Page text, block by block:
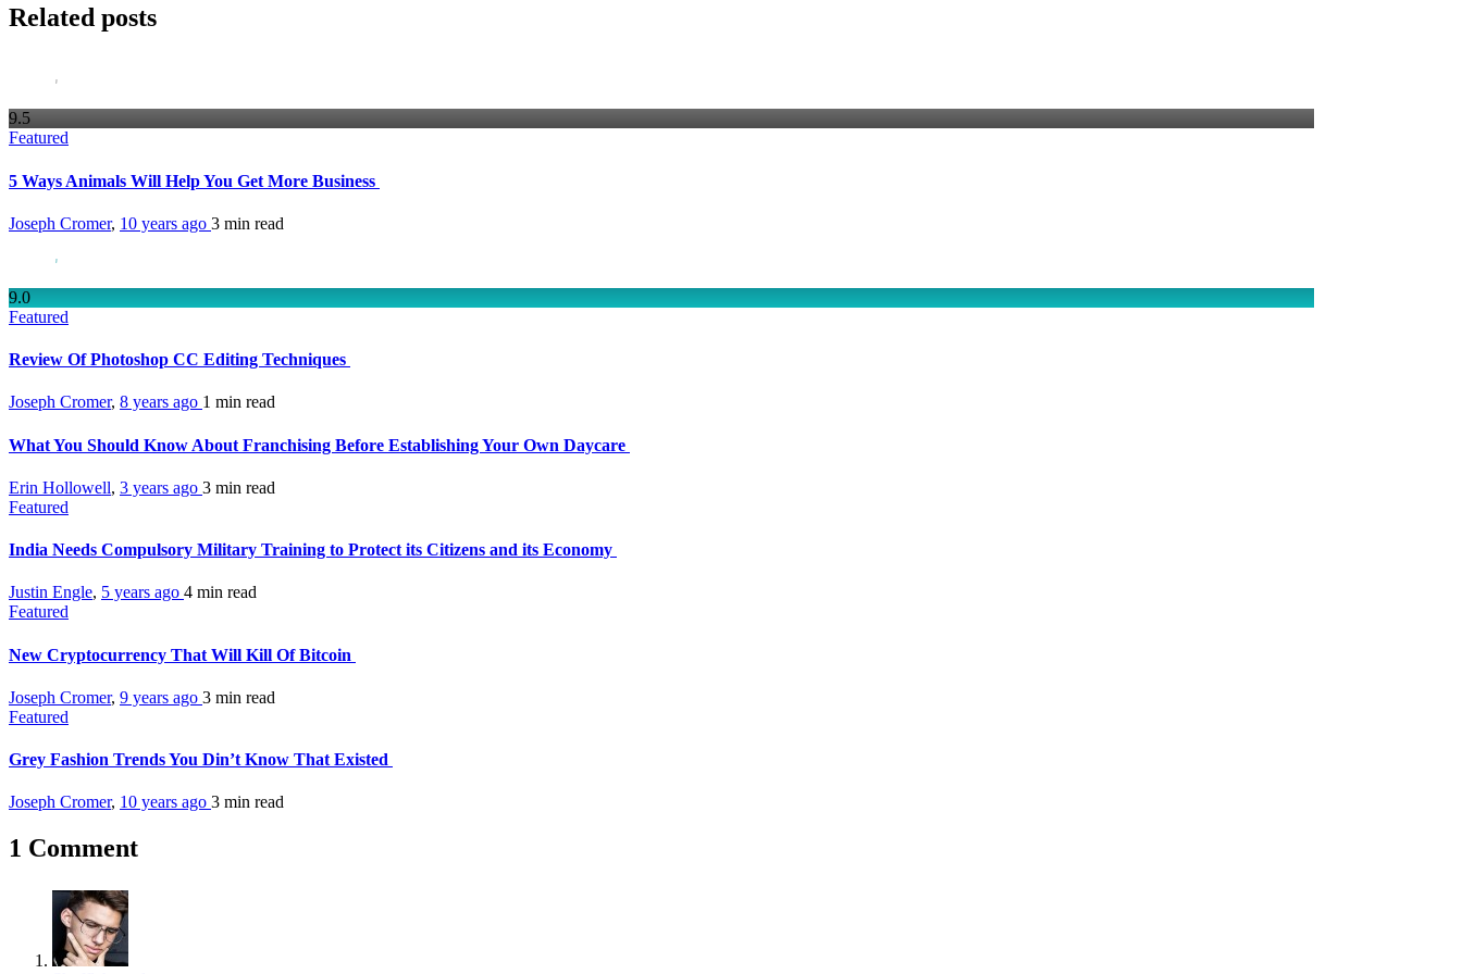
Related posts
9.5
Featured
5 Ways Animals Will Help You Get More Business
Joseph Cromer, 10 years ago 3 min read
9.0
Featured
Review Of Photoshop CC Editing Techniques
Joseph Cromer, 8 years ago 1 min read
What You Should Know About Franchising Before Establishing Your Own Daycare
Erin Hollowell, 3 years ago 3 min read
Featured
India Needs Compulsory Military Training to Protect its Citizens and its Economy
Justin Engle, 5 years ago 4 min read
Featured
New Cryptocurrency That Will Kill Of Bitcoin
Joseph Cromer, 9 years ago 3 min read
Featured
Grey Fashion Trends You Din’t Know That Existed
Joseph Cromer, 10 years ago 3 min read
1 Comment